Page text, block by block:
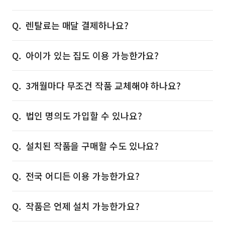
렌탈료는 매달 결제하나요?
아이가 있는 집도 이용 가능한가요?
3개월마다 무조건 작품 교체해야 하나요?
법인 명의도 가입할 수 있나요?
설치된 작품을 구매할 수도 있나요?
전국 어디든 이용 가능한가요?
작품은 언제 설치 가능한가요?